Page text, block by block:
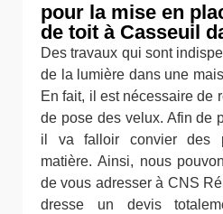
pour la mise en
de toit à Casseuil
Des travaux qui sont
de la lumière dans une
En fait, il est nécessaire de
de pose des velux. Afin de
il va falloir convier des
matière. Ainsi, nous
de vous adresser à CNS
dresse un devis